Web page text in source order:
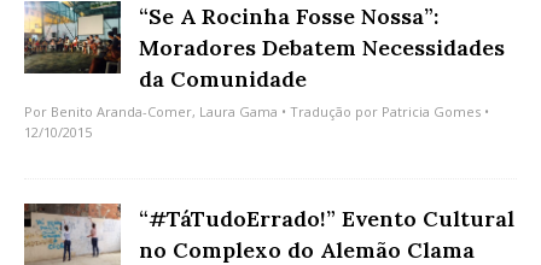
“Se A Rocinha Fosse Nossa”:
Moradores Debatem Necessidades
da Comunidade
Por Benito Aranda-Comer, Laura Gama • Tradução por Patricia Gomes •
12/10/2015
“#TáTudoErrado!” Evento Cultural
no Complexo do Alemão Clama